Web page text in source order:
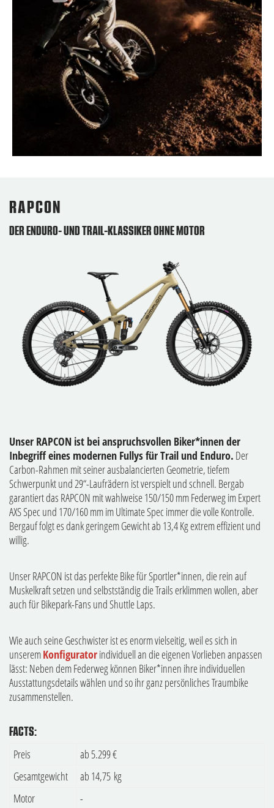
RAPCON
DER ENDURO- UND TRAIL-KLASSIKER OHNE MOTOR
Unser RAPCON ist bei anspruchsvollen Biker*innen der
Inbegriff eines modernen Fullys für Trail und Enduro. Der
Carbon-Rahmen mit seiner ausbalancierten Geometrie, tiefem
Schwerpunkt und 29“-Laufrädern ist verspielt und schnell. Bergab
garantiert das RAPCON mit wahlweise 150/150 mm Federweg im Expert
AXS Spec und 170/160 mm im Ultimate Spec immer die volle Kontrolle.
Bergauf folgt es dank geringem Gewicht ab 13,4 Kg extrem effizient und
willig.
Unser RAPCON ist das perfekte Bike für Sportler*innen, die rein auf
Muskelkraft setzen und selbstständig die Trails erklimmen wollen, aber
auch für Bikepark-Fans und Shuttle Laps.
Wie auch seine Geschwister ist es enorm vielseitig, weil es sich in
unseremKonfiguratorindividuell an die eigenen Vorlieben anpassen
lässt: Neben dem Federweg können Biker*innen ihre individuellen
Ausstattungsdetails wählen und so ihr ganz persönliches Traumbike
zusammenstellen.
FACTS:
Preis
ab 5.299 €
Gesamtgewicht
ab 14,75 kg
Motor
-